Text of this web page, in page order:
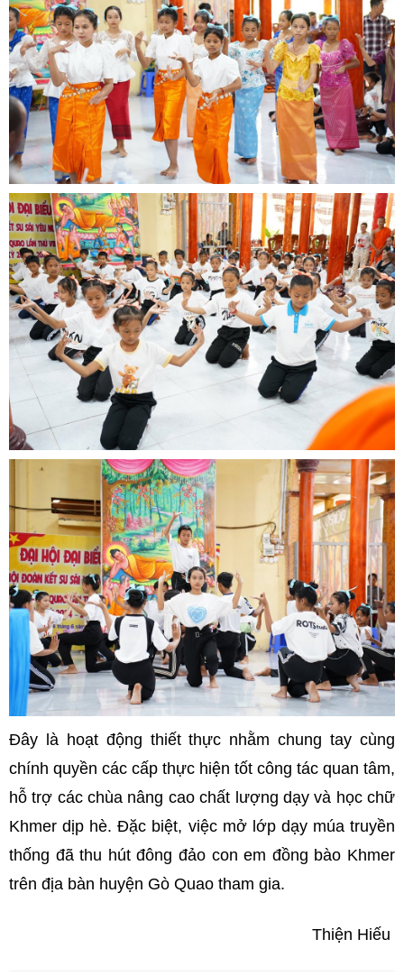
Đây là hoạt động thiết thực nhằm chung tay cùng
chính quyền các cấp thực hiện tốt công tác quan tâm,
hỗ trợ các chùa nâng cao chất lượng dạy và học chữ
Khmer dịp hè. Đặc biệt, việc mở lớp dạy múa truyền
thống đã thu hút đông đảo con em đồng bào Khmer
trên địa bàn huyện Gò Quao tham gia.
Thiện Hiếu